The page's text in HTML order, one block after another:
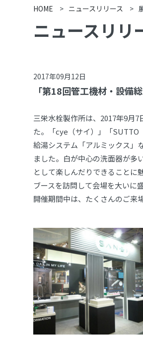
HOME > ニュースリリース >
ニュースリリ
2017年09月12日
「第18回管工機材・設備
三栄水栓製作所は、2017年9月
た。「cye（サイ）」「SUTTO
給湯システム「アルミックス」
ました。白が中心の洗面器が多
として楽しんだりできることに
ブースを訪問して会場を大いに
開催期間中は、たくさんのご来